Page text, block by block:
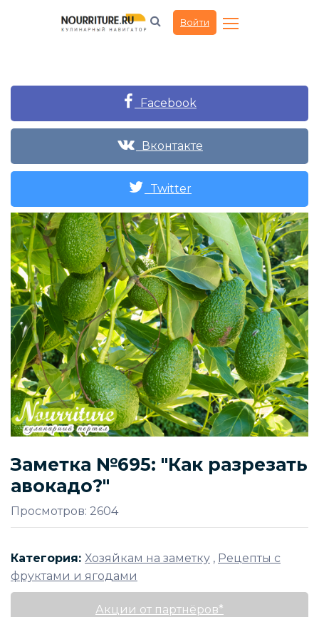
Войти
Facebook
Вконтакте
Twitter
Заметка №695: "Как разрезать
авокадо?"
Просмотров: 2604
Категория: Хозяйкам на заметку , Рецепты с
фруктами и ягодами
Акции от партнёров*